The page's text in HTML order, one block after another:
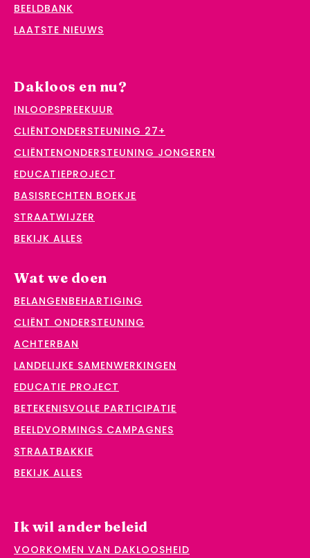
BEELDBANK
LAATSTE NIEUWS
Dakloos en nu?
INLOOPSPREEKUUR
CLIËNTONDERSTEUNING 27+
CLIËNTENONDERSTEUNING JONGEREN
EDUCATIEPROJECT
BASISRECHTEN BOEKJE
STRAATWIJZER
BEKIJK ALLES
Wat we doen
BELANGENBEHARTIGING
CLIËNT ONDERSTEUNING
ACHTERBAN
LANDELIJKE SAMENWERKINGEN
EDUCATIE PROJECT
BETEKENISVOLLE PARTICIPATIE
BEELDVORMINGS CAMPAGNES
STRAATBAKKIE
BEKIJK ALLES
Ik wil ander beleid
VOORKOMEN VAN DAKLOOSHEID